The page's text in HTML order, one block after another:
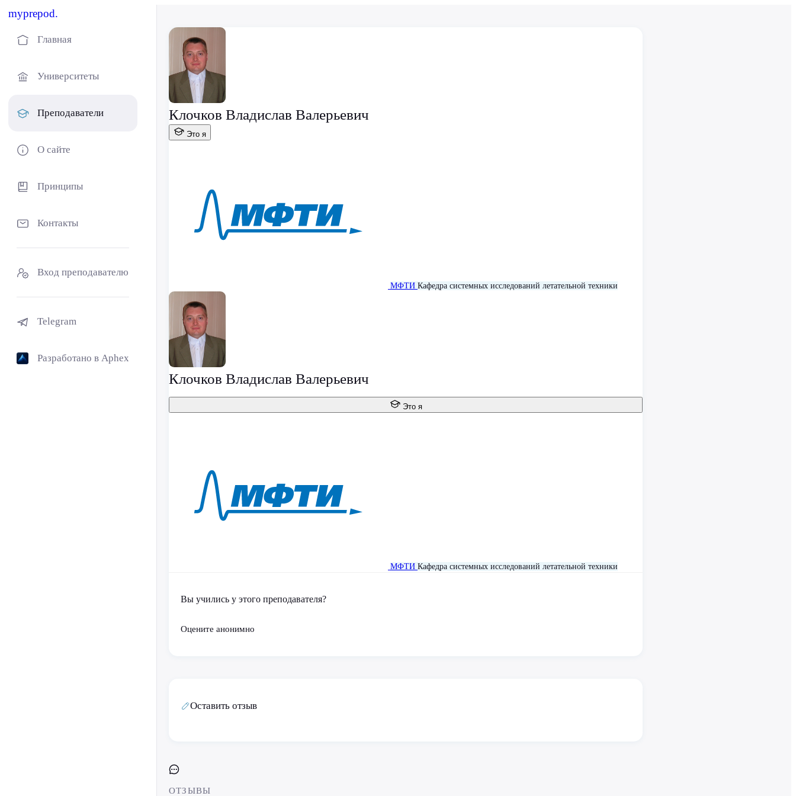
myprepod.
Главная
Университеты
Преподаватели
О сайте
Принципы
Контакты
Вход преподавателю
Telegram
Разработано в Aphex
Клочков Владислав Валерьевич
Это я
МФТИ Кафедра системных исследований летательной техники
Клочков Владислав Валерьевич
Это я
МФТИ Кафедра системных исследований летательной техники
Вы учились у этого преподавателя?
Оцените анонимно
Оставить отзыв
ОТЗЫВЫ